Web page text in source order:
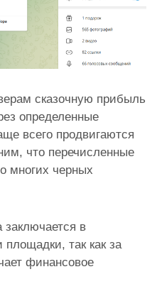
сказочную прибыль
определенные
всего продвигаются
что перечисленные
многих черных
заключается в
так как за
финансовое